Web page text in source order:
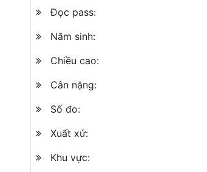
Đọc pass:
Năm sinh:
Chiều cao:
Cân nặng:
Số đo:
Xuất xứ:
Khu vực: